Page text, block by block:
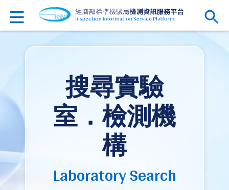
搜尋實驗
室．檢測機
構
Laboratory Search